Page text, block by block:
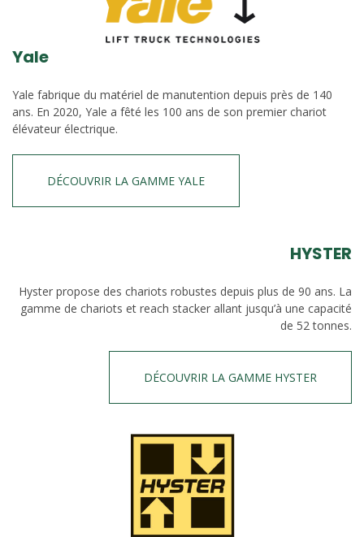
Yale
Yale fabrique du matériel de manutention depuis près de 140
ans. En 2020, Yale a fêté les 100 ans de son premier chariot
élévateur électrique.
DÉCOUVRIR LA GAMME YALE
HYSTER
Hyster propose des chariots robustes depuis plus de 90 ans. La
gamme de chariots et reach stacker allant jusqu’à une capacité
de 52 tonnes.
DÉCOUVRIR LA GAMME HYSTER